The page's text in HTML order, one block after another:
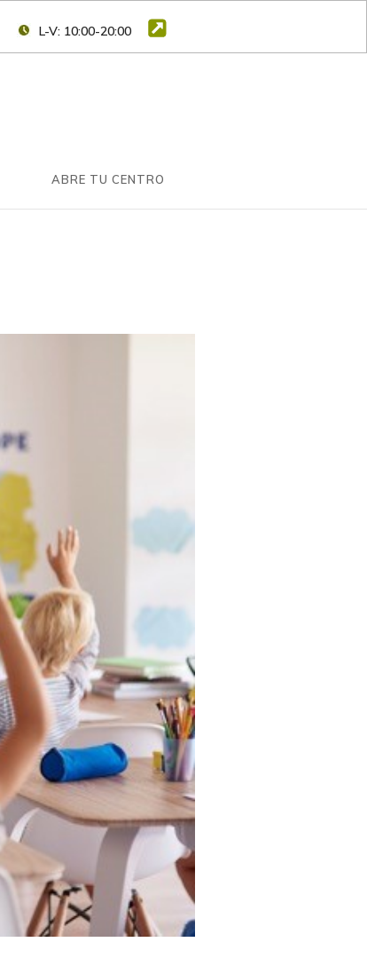
L-V: 10:00-20:00
ABRE TU CENTRO